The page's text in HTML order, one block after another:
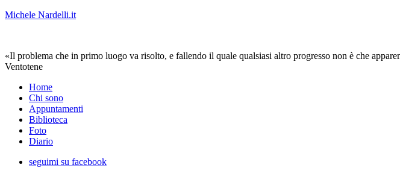
Michele Nardelli.it
«Il problema che in primo luogo va risolto, e fallendo il quale qualsiasi altro progresso non è che
Ventotene
Home
Chi sono
Appuntamenti
Biblioteca
Foto
Diario
seguimi su facebook